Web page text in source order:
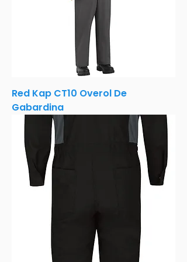
Red Kap CT10 Overol De
Gabardina